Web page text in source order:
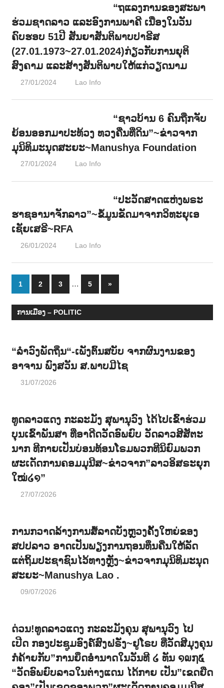
“ຖແລງການຂອງສະພາ
ຮ່ວມຊາດລາວ ແລະອົງການພາຄີ ເນື່ອງໃນວັນ
ຄົບຮອບ 51ປີ ສັນຍາສັນຕິພາບປາຣີສ
(27.01.1973~27.01.2024)ກ່ຽວກັບການຍຸຕິ
ສົງຄາມ ແລະສ້າງສັນຕິພາບໃຫ້ແກ່ວຽດນາມ
27/01/2024 Lao Info
“ຊາວບ້ານ 6 ຄົນຖືກຈັບ
ຍ້ອນອອກມາປະທ້ວງ ທວງຄືນທີ່ດິນ”~ຂ່າວຈາກ
ມຸນິທິມະນຸດສະຍະ~Manushya Foundation
27/01/2024 Lao Info
“ປະວັດສາດແຫ່ງພຣະ
ຮາຊອານາຈັກລາວ”~ຂໍ້ມູນຂັດມາຈາກວິທະຍຸເອ
ເຊັຍເສຣີ~RFA
26/01/2024 Lao Info
Posts
navigation
1 2 3 … 5
Next
Posts
»
ການເມືອງ – POLITIC
“ລຳວົງພັດຖິ່ນ“-ເພັງຕົ້ນສບັບ ຈາກຜົນງານຂອງ
ອາຈານ ພົງສວັນ ສ.ພາບມີໄຊ
31/07/2026
ທູດລາວແດງ ກະລະມັງ ສຸພານຸວົງ ໄດ້ໄປເຂົ້າຮ່ວມ
ບຸນເຂົ້າພັນສາ ທີ່ອາດີດວັດອົພຍົບ ວັດລາວສີສັຕະ
ນາກ ທີກາຍເປັນບ່ອນທ້ອນໂຣມພວກທີນິຍົມພວກ
ຜະເດັດການຄອມມຸນີສ~ຂ່າວຈາກ”ລາວອິສຣະຍຸກ
ໃໝ່໒໑”
27/07/2026
ການກວາດລ້າງການສໍ້ລາດບັງຫຼວງຄັ້ງໃຫຍ່ຂອງ
ສປປລາວ ອາດເປັນພຽງການຖອນທຶນຄືນໃຫ້ລັດ
ແຕ່ຖິ້ມປະຊາຊົນໄວ້ທາງຫຼັງ~ຂ່າວຈາກມຸນິທິມະນຸດ
ສະຍະ~Manushya Lao .
09/07/2026
ດ່ວນ!ທູດລາວແດງ ກະລະມັງຄຸນ ສຸພານຸວົງ ໄປ
ເປີດ ກອງປະຊູມອົງຄ໌ສົງຝຣັ່ງ~ຢູໂຣບ ທີ່ວັດສີມຸງຄຸນ
ກໍຄ້າຍກັບ”ການຍຶດອຳນາດໃນວັນທີ ໒ ທັນ ໑໙໗໕
“ວັດອົພຍົບລາວໃນຕ່າງແດນ ໄດ້ກາຍ ເປັນ”ເຂດຍືດ